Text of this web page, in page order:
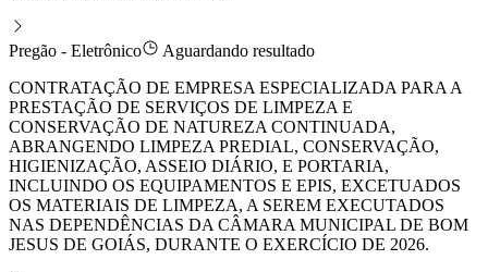
Pregão - Eletrônico
Aguardando resultado
CONTRATAÇÃO DE EMPRESA ESPECIALIZADA PARA A
PRESTAÇÃO DE SERVIÇOS DE LIMPEZA E
CONSERVAÇÃO DE NATUREZA CONTINUADA,
ABRANGENDO LIMPEZA PREDIAL, CONSERVAÇÃO,
HIGIENIZAÇÃO, ASSEIO DIÁRIO, E PORTARIA,
INCLUINDO OS EQUIPAMENTOS E EPIS, EXCETUADOS
OS MATERIAIS DE LIMPEZA, A SEREM EXECUTADOS
NAS DEPENDÊNCIAS DA CÂMARA MUNICIPAL DE BOM
JESUS DE GOIÁS, DURANTE O EXERCÍCIO DE 2026.